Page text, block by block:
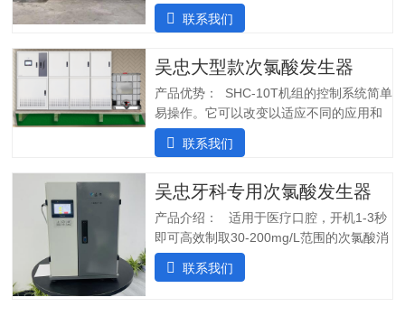
值：5.0-6.5纯水系统酸水最大功率：
7200W纯水最大功率：1800W输入电压：
装完毕二、产品特点：1.自主研发：可满
足客户个性化定制需求；2.高度集成系
统：前置水预处理系统搭配RO反渗透系
统，一体化集成;3.PLC控制:在线显示浓
度、ph值、氧化还原电位ORP等指标;4.安
操作简单:操作界面简单清晰，无需培训；
守，远程操作，实时显示；三、产品使用
场景：…
联系我们
吴忠大型款次氯酸发生器
产品优势： SHC-10T机组的控制系统简单
易操作。它可以改变以适应不同的应用和
条件。液压部分安装了一个流量控制器，
用于在供水中断时关闭SHINE装置，并在
确保在任何给定时间提供所需的剂量。外
壳由非腐蚀性材料制成。管子和连接器采
用进口氟胶管，对腐蚀性溶液具有很强的
抵抗力。所有输入和输出连接器都位于外
壳的侧面，以便方便地放置设备。带有电
联系我们
吴忠牙科专用次氯酸发生器
产品介绍： 适用于医疗口腔，开机1-3秒
即可高效制取30-200mg/L范围的次氯酸消
毒水；使用口腔水路消毒一体机生成的微
酸性电解次氯酸水，作为口腔治疗台的牙
联系我们